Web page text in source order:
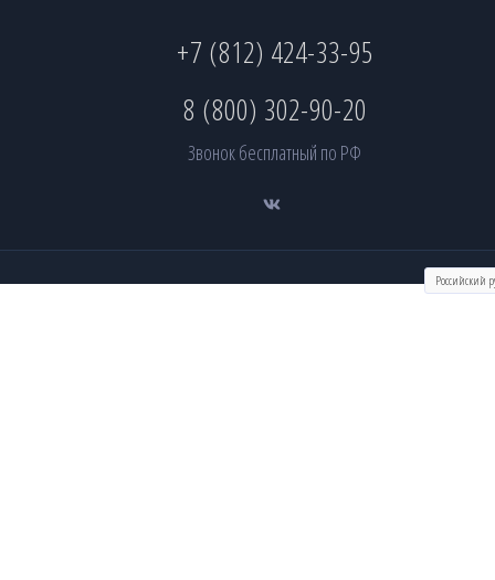
+7 (812) 424-33-95
8 (800) 302-90-20
Звонок бесплатный по РФ